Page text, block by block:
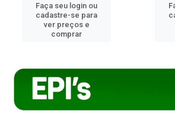
Faça seu login ou
cadastre-se para
ver preços e
comprar